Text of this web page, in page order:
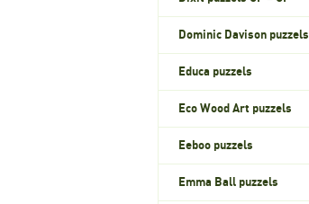
Dominic Davison puzzels
Educa puzzels
Eco Wood Art puzzels
Eeboo puzzels
Emma Ball puzzels